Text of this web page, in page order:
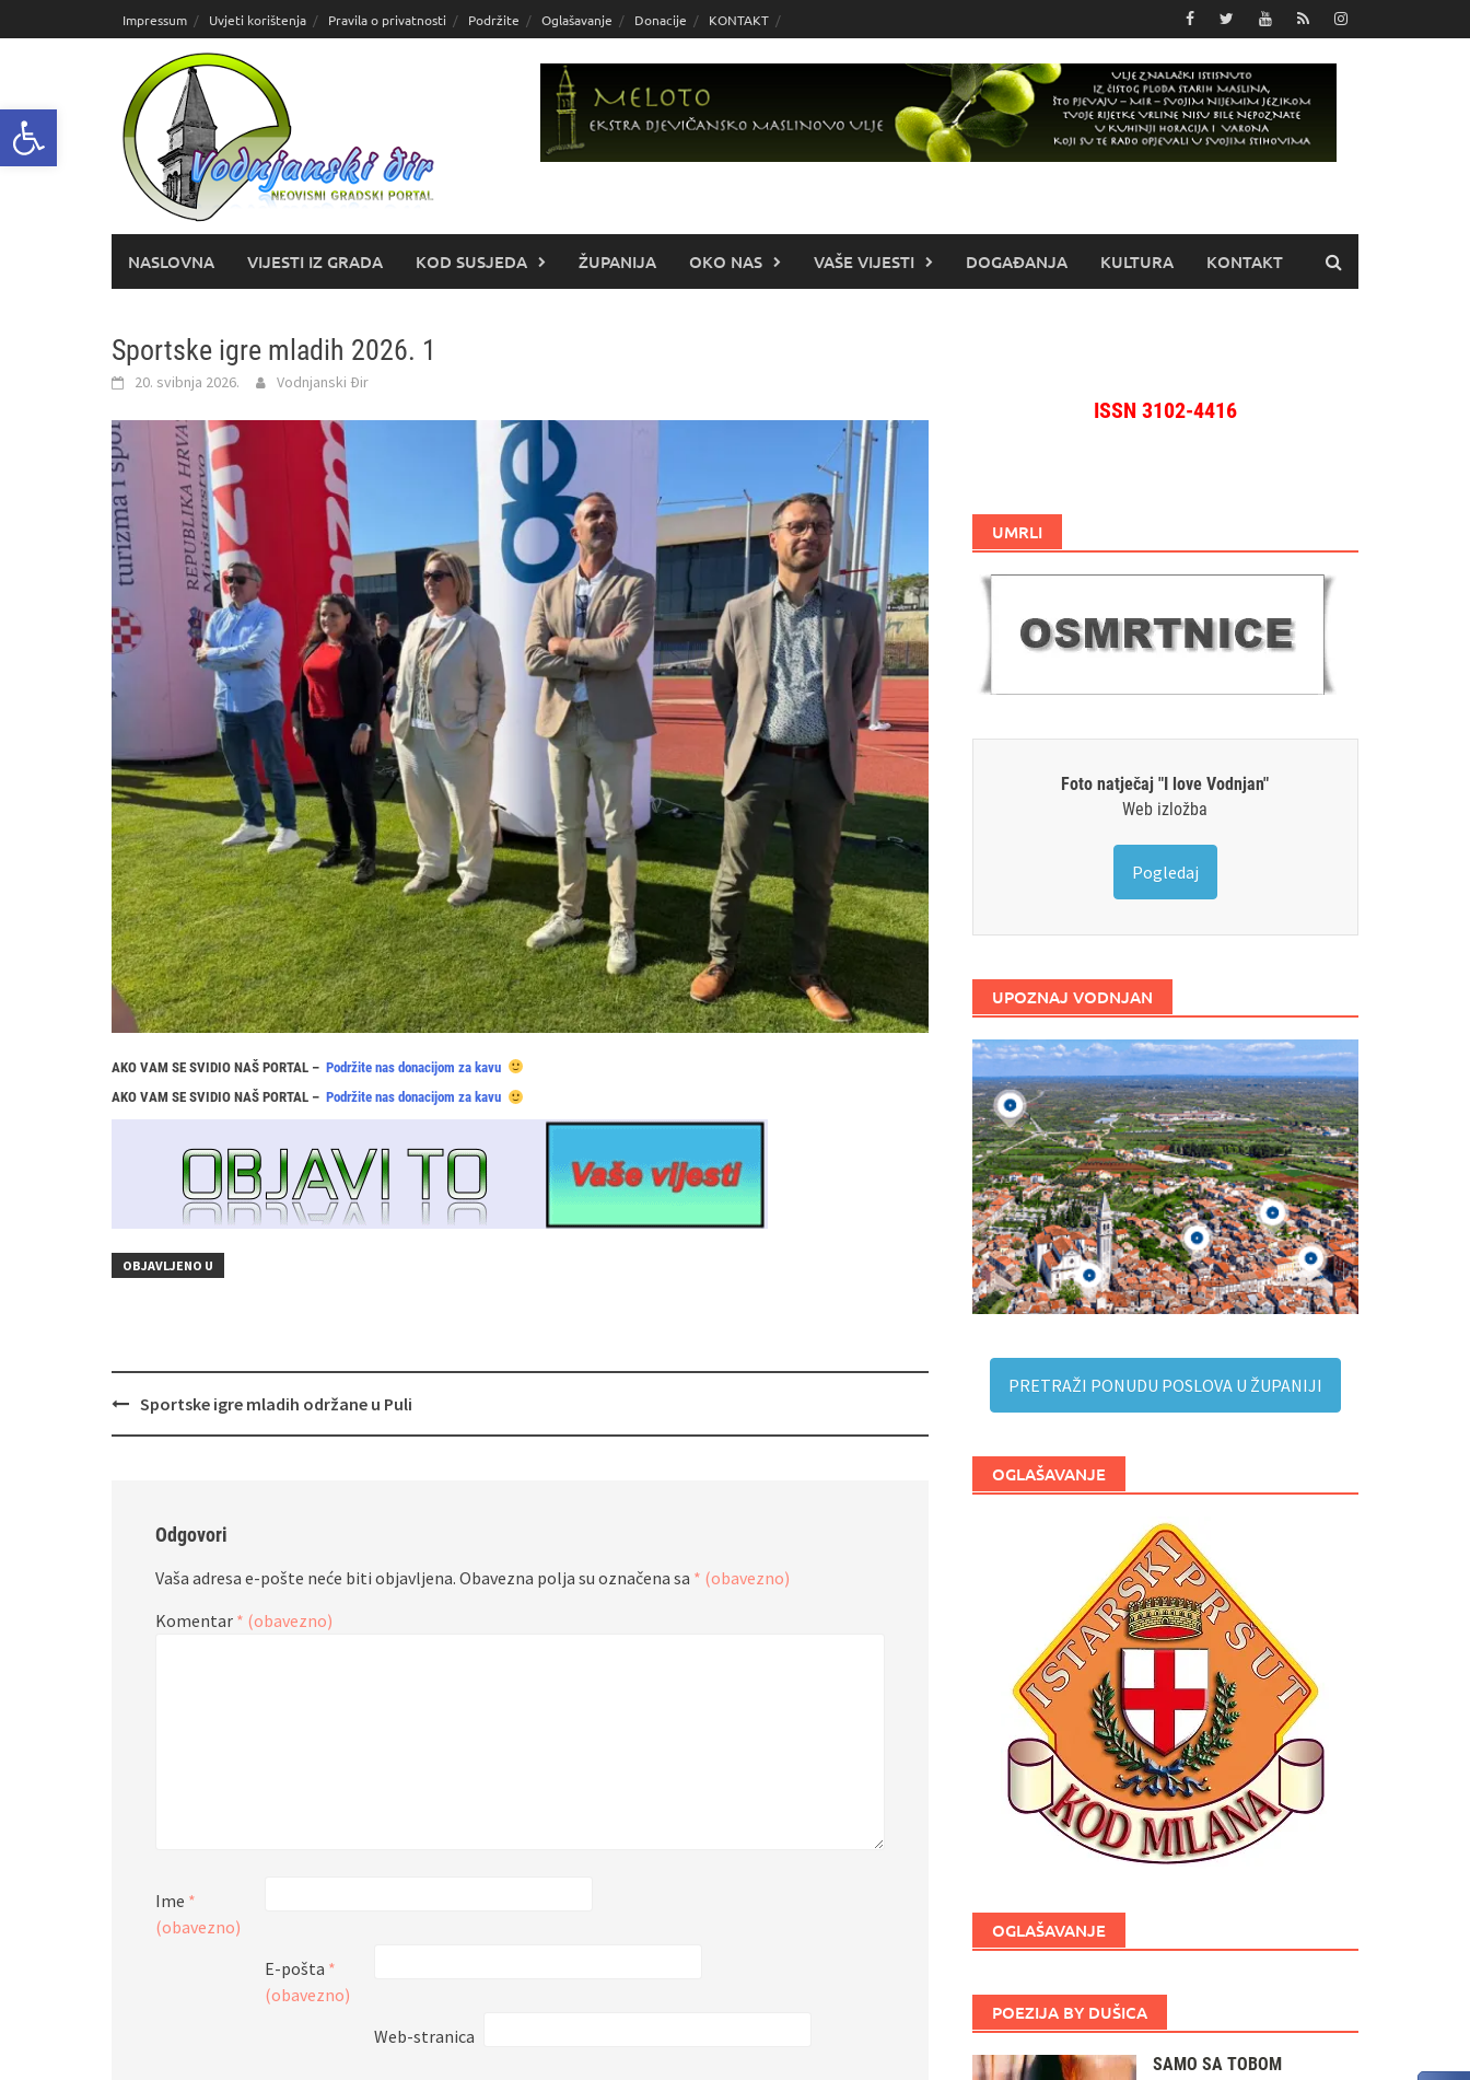
Open toolbar
do
Impressum Uvjeti korištenja Pravila o privatnosti Podržite Oglašavanje Donacije KONTAKT
NASLOVNA VIJESTI IZ GRADA KOD SUSJEDA ŽUPANIJA OKO NAS VAŠE VIJESTI DOGAĐANJA KULTURA KONTAKT
Sportske igre mladih 2026. 1
20. svibnja 2026. Vodnjanski Đir
AKO VAM SE SVIDIO NAŠ PORTAL – Podržite nas donacijom za kavu
AKO VAM SE SVIDIO NAŠ PORTAL – Podržite nas donacijom za kavu
OBJAVLJENO U
Navigacija
Sportske igre mladih održane u Puli
Odgovori
Vaša adresa e-pošte neće biti objavljena. Obavezna polja su označena sa * (obavezno)
Komentar * (obavezno)
Ime *
(obavezno)
E-pošta *
(obavezno)
Web-stranica
ISSN 3102-4416
UMRLI
Foto natječaj "I love Vodnjan"
Web izložba
Pogledaj
UPOZNAJ VODNJAN
PRETRAŽI PONUDU POSLOVA U ŽUPANIJI
OGLAŠAVANJE
OGLAŠAVANJE
POEZIJA BY DUŠICA
SAMO SA TOBOM